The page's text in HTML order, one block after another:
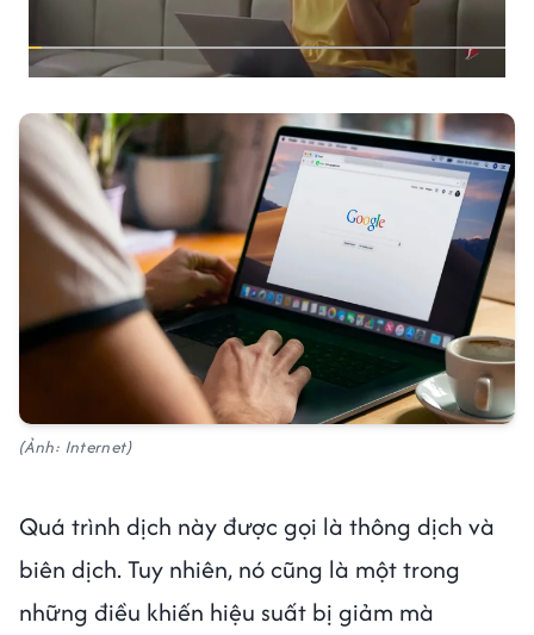
(Ảnh: Internet)
Quá trình dịch này được gọi là thông dịch và
biên dịch. Tuy nhiên, nó cũng là một trong
những điều khiến hiệu suất bị giảm mà